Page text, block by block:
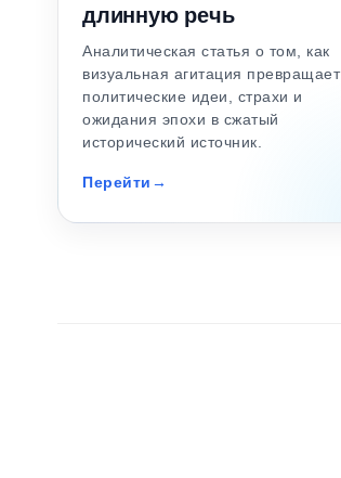
длинную речь
Аналитическая статья о том, как
визуальная агитация превращает
политические идеи, страхи и
ожидания эпохи в сжатый
исторический источник.
Перейти